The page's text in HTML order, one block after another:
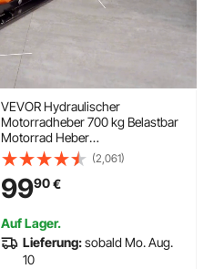
VEVOR Hydraulischer
Motorradheber 700 kg Belastbar
Motorrad Heber
Motorradhebebühne
Montagebock Motorrad,
Einstellbare 120-385 mm
Montagebock Motorradlift,
Motoständer in Garage &
Außenbereichen
(2,061)
9990€
Auf Lager.
Lieferung:sobald Mo. Aug.
10